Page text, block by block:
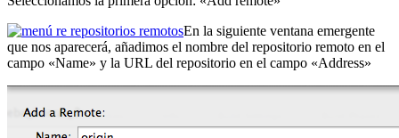
En la siguiente ventana emergente
que nos aparecerá, añadimos el nombre del repositorio remoto en el
campo «Name» y la URL del repositorio en el campo «Address»